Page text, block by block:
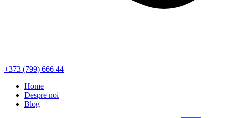
+373 (799) 666 44
Home
Despre noi
Blog